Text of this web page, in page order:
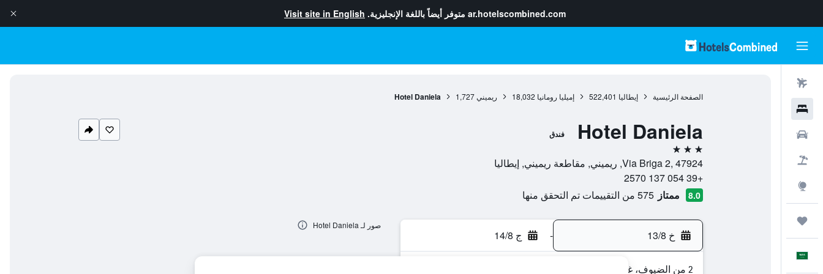
ar.hotelscombined.com متوفر أيضاً باللغة الإنجليزية. Visit site in English
الصفحة الرئيسية إيطاليا 522,401 إميليا رومانيا 18,032 ريميني 1,727
Hotel Daniela
Hotel Daniela فندق
3 نجوم
Via Briga 2, 47924, ريميني, مقاطعة ريميني, إيطاليا
+39 054 137 2570
8.0 ممتاز 575 من التقييمات تم التحقق منها
خ 13/8 - ج 14/8
2 من الضيوف، غرفة واحدة
صور لـ Hotel Daniela